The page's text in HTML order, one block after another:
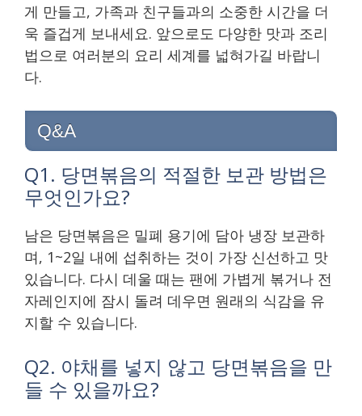
게 만들고, 가족과 친구들과의 소중한 시간을 더
욱 즐겁게 보내세요. 앞으로도 다양한 맛과 조리
법으로 여러분의 요리 세계를 넓혀가길 바랍니
다.
Q&A
Q1. 당면볶음의 적절한 보관 방법은
무엇인가요?
남은 당면볶음은 밀폐 용기에 담아 냉장 보관하
며, 1~2일 내에 섭취하는 것이 가장 신선하고 맛
있습니다. 다시 데울 때는 팬에 가볍게 볶거나 전
자레인지에 잠시 돌려 데우면 원래의 식감을 유
지할 수 있습니다.
Q2. 야채를 넣지 않고 당면볶음을 만
들 수 있을까요?